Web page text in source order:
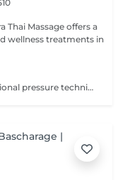
Thai Massage offers a
wellness treatments in
A relaxing hand treatment using traditional pressure techniques applied to specific points of the hands. Ideal for tired, overworked hands and anyone who spends long hours typing, writing, or using handheld devices.